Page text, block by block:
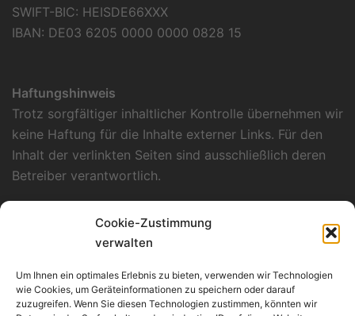
Cookie-Zustimmung
verwalten
Um Ihnen ein optimales Erlebnis zu bieten, verwenden wir Technologien
wie Cookies, um Geräteinformationen zu speichern oder darauf
zuzugreifen. Wenn Sie diesen Technologien zustimmen, könnten wir
SWIFT-BIC: HEISDE66XXX
IBAN: DE03 6205 0000 0000 0828 15
Haftungshinweis
Trotz sorgfältiger inhaltlicher Kontrolle übernehmen wir
keine Haftung für die Inhalte externer Links. Für den
Inhalt der verlinkten Seiten sind ausschließlich deren
Betreiber verantwortlich.
Unsere Datenschutzerklärung finden Sie
Verantwortlich für Konzept, Layout und
Programmierung
Kümmerle Consulting